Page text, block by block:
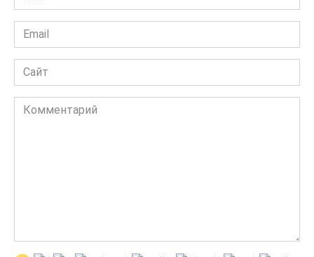
*
Email
*
Сайт
Комментарий